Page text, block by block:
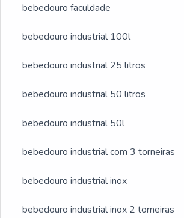
tem despontado no segmento por
todos os clientes.
bebedouro faculdade
bebedouro industrial 100l
bebedouro industrial 25 litros
bebedouro industrial 50 litros
bebedouro industrial 50l
bebedouro industrial com 3 torneiras
bebedouro industrial inox
bebedouro industrial inox 2 torneiras